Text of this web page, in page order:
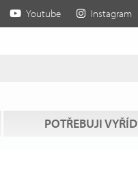
Youtube Instagram
POTŘEBUJI